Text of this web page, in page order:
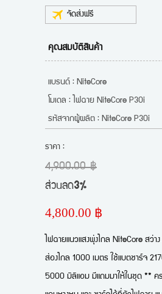
จัดส่งฟรี
คุณสมบัติสินค้า
แบรนด์ : NiteCore
โมเดล : ไฟฉาย NiteCore P30i
รหัสจากผู้ผลิต : NiteCore P30i
ราคา :
4,900.00 ฿
ส่วนลด3%
4,800.00 ฿
ไฟฉายแนวแสงพุ่งไกล NiteCore สว่า
ส่องไกล 1000 เมตร ใช้แบตชาร์จ
5000 มิลิแอม มีแถมมาให้ในชุด ** ค